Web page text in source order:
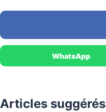
WhatsApp
Articles suggérés